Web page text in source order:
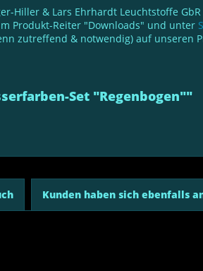
Hiller & Lars Ehrhardt Leuchtstoffe
Produkt-Reiter "Downloads" und unter
zutreffend & notwendig) auf unseren
Set "Regenbogen""
Kunden haben sich ebenfalls